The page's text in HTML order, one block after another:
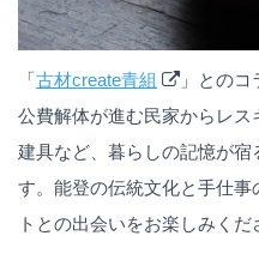
「古材create青組
」とのコ
公費解体が進む民家からレ
建具など、暮らしの記憶が宿
す。能登の伝統文化と手仕
トとの出会いをお楽しみくだ